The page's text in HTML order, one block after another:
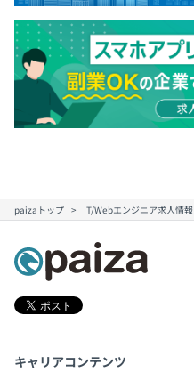
paizaトップ IT/Webエンジニア求人情報
キャリアコンテンツ